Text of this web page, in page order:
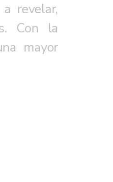
revelar,
Con la
mayor